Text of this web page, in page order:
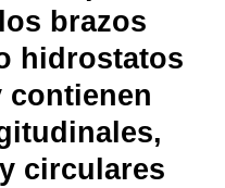
brazos
hidrostatos
contienen
circulares